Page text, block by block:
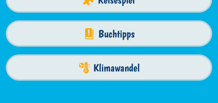
Buchtipps
Klimawandel